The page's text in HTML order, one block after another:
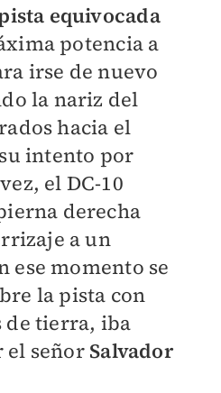
equivocada
potencia a
irse de nuevo
la nariz del
hacia el
intento por
el DC-10
derecha
a un
ese momento se
la pista con
de tierra, iba
el señor Salvador